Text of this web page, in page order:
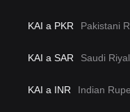
KAI a PKR Pakistani
KAI a SAR Saudi Riyal
KAI a INR Indian